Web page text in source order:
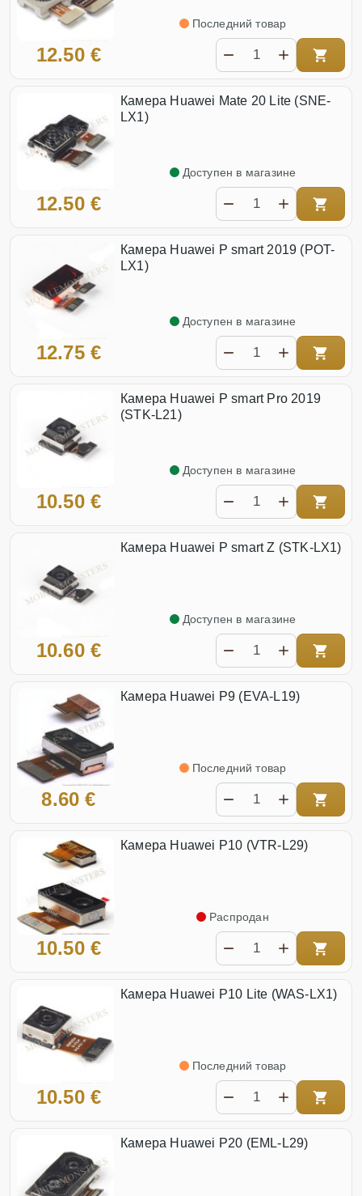
12.50 €
Последний товар
Камера Huawei Mate 20 Lite (SNE-
LX1)
12.50 €
Доступен в магазине
Камера Huawei P smart 2019 (POT-
LX1)
12.75 €
Доступен в магазине
Камера Huawei P smart Pro 2019
(STK-L21)
10.50 €
Доступен в магазине
Камера Huawei P smart Z (STK-LX1)
10.60 €
Доступен в магазине
Камера Huawei P9 (EVA-L19)
8.60 €
Последний товар
Камера Huawei P10 (VTR-L29)
10.50 €
Распродан
Камера Huawei P10 Lite (WAS-LX1)
10.50 €
Последний товар
Камера Huawei P20 (EML-L29)